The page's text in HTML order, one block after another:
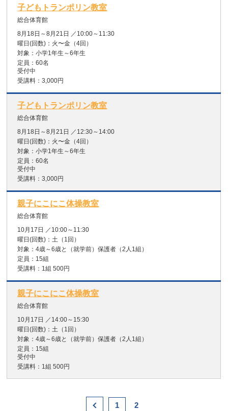
子どもトランポリン教室
総合体育館
8月18日～8月21日 ／ 10:00～11:30
曜日(回数)： 火〜金 （4回）
対象：小学1年生～6年生
定員：60名
受付中
受講料：3,000円
子どもトランポリン教室
総合体育館
8月18日～8月21日 ／ 12:30～14:00
曜日(回数)： 火〜金 （4回）
対象：小学1年生～6年生
定員：60名
受付中
受講料：3,000円
親子にこにこ体操教室
総合体育館
10月17日 ／ 10:00～11:30
曜日(回数)：土 （1回）
対象：4歳～6歳と（就学前）保護者（2人1組）
定員： 15組
受講料： 1組 500円
親子にこにこ体操教室
総合体育館
10月17日 ／ 14:00～15:30
曜日(回数)：土 （1回）
対象：4歳～6歳と（就学前）保護者（2人1組）
定員： 15組
受付中
受講料： 1組 500円
1 2